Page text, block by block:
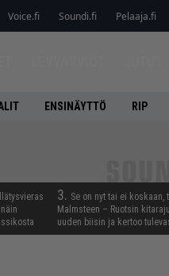
Voice.fi Soundi.fi Pelaaja.fi
ENSINÄYTTÖ RIP
3. Se on nyt tai ei koskaan,
Malmsteen – Ruotsin
uuden biisin ja kertoo